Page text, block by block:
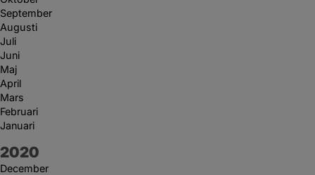
September
Augusti
Juli
Juni
Maj
April
Mars
Februari
Januari
År:
2020
December